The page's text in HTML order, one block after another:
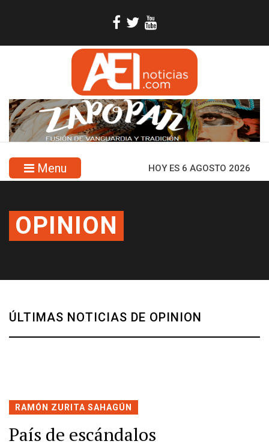
Menu HOY ES 6 AGOSTO 2026
OPINION
ÚLTIMAS NOTICIAS DE OPINION
RAMÓN ZURITA SAHAGÚN
País de escándalos